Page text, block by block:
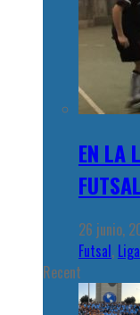
EN LA
26 junio,
Futsal,
Recent